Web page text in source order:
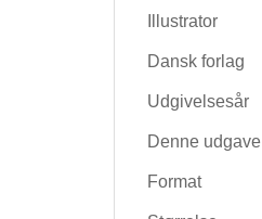
Illustrator
Dansk forlag
Udgivelsesår
Denne udgave
Format